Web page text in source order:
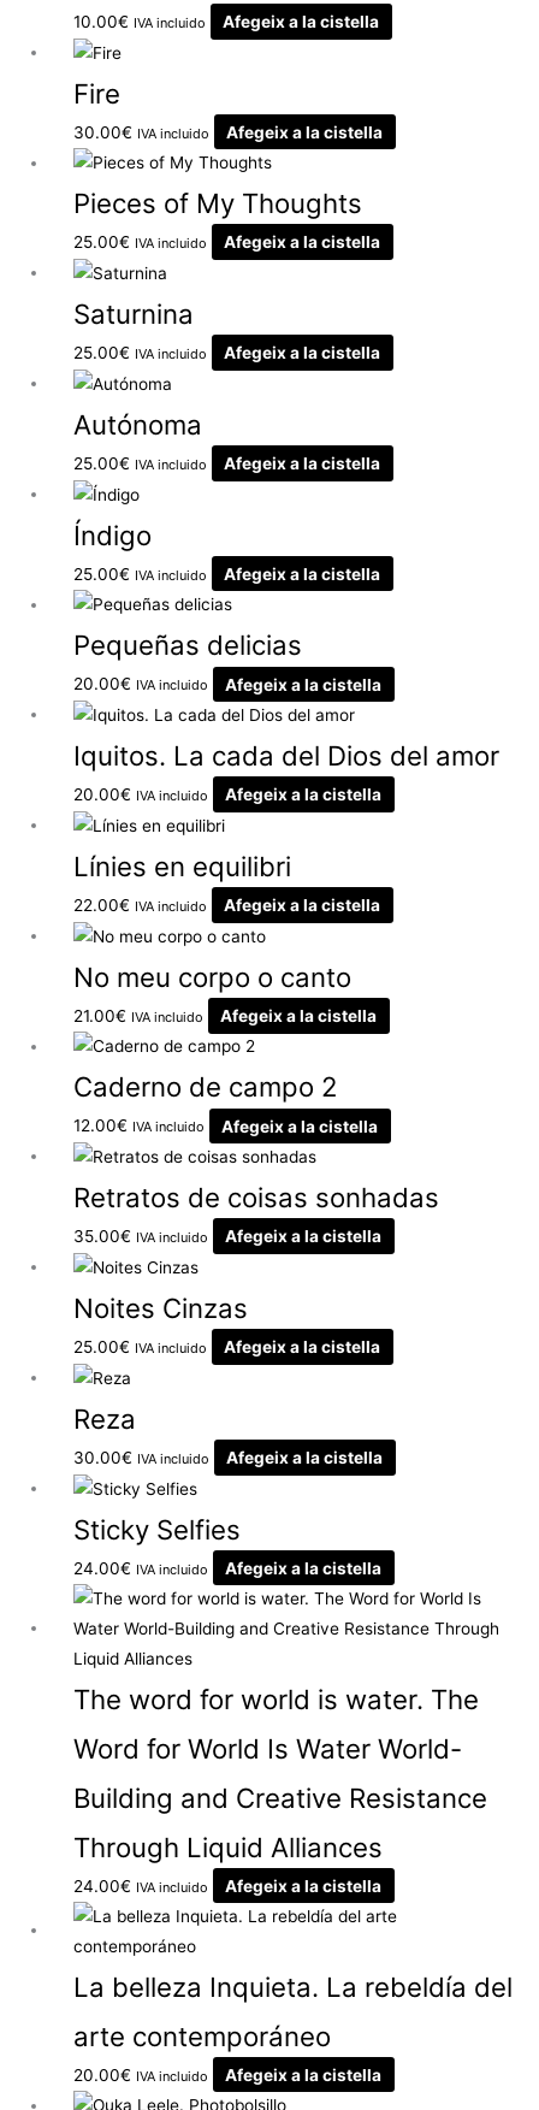
10.00€ IVA incluido Afegeix a la cistella
Fire
30.00€ IVA incluido Afegeix a la cistella
Pieces of My Thoughts
25.00€ IVA incluido Afegeix a la cistella
Saturnina
25.00€ IVA incluido Afegeix a la cistella
Autónoma
25.00€ IVA incluido Afegeix a la cistella
Índigo
25.00€ IVA incluido Afegeix a la cistella
Pequeñas delicias
20.00€ IVA incluido Afegeix a la cistella
Iquitos. La cada del Dios del amor
20.00€ IVA incluido Afegeix a la cistella
Línies en equilibri
22.00€ IVA incluido Afegeix a la cistella
No meu corpo o canto
21.00€ IVA incluido Afegeix a la cistella
Caderno de campo 2
12.00€ IVA incluido Afegeix a la cistella
Retratos de coisas sonhadas
35.00€ IVA incluido Afegeix a la cistella
Noites Cinzas
25.00€ IVA incluido Afegeix a la cistella
Reza
30.00€ IVA incluido Afegeix a la cistella
Sticky Selfies
24.00€ IVA incluido Afegeix a la cistella
The word for world is water. The
Word for World Is Water World-
Building and Creative Resistance
Through Liquid Alliances
24.00€ IVA incluido Afegeix a la cistella
La belleza Inquieta. La rebeldía del
arte contemporáneo
20.00€ IVA incluido Afegeix a la cistella